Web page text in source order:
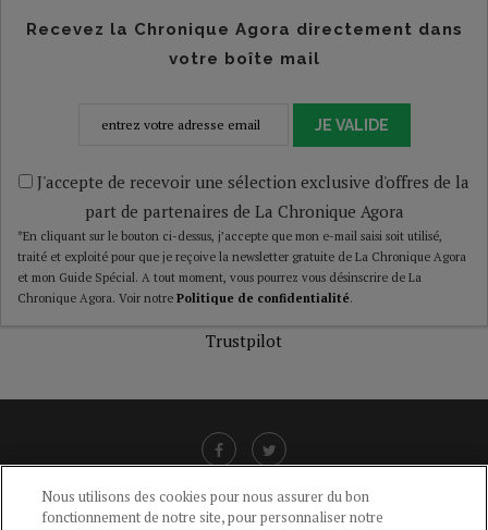
Recevez la Chronique Agora directement dans
votre boîte mail
JE VALIDE
J'accepte de recevoir une sélection exclusive d'offres de la
part de partenaires de La Chronique Agora
*En cliquant sur le bouton ci-dessus, j’accepte que mon e-mail saisi soit utilisé,
traité et exploité pour que je reçoive la newsletter gratuite de La Chronique Agora
et mon Guide Spécial. A tout moment, vous pourrez vous désinscrire de La
Chronique Agora. Voir notre Politique de confidentialité.
Trustpilot
Nous utilisons des cookies pour nous assurer du bon
fonctionnement de notre site, pour personnaliser notre